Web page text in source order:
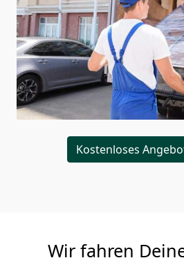
Kostenloses
Wir fahren